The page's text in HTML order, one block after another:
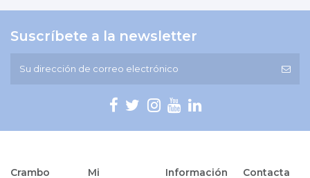
Suscríbete a la newsletter
Crambo Mi Información Contacta